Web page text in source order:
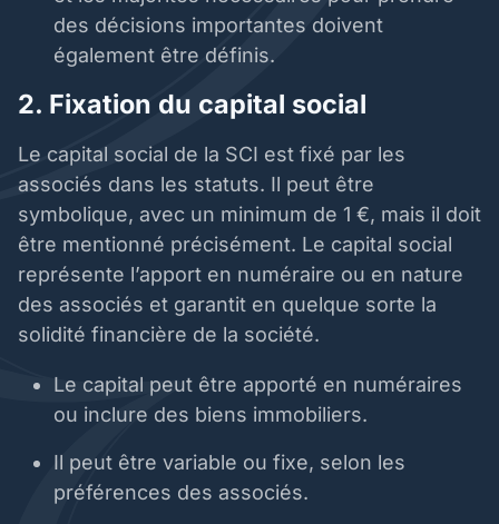
des décisions importantes doivent
également être définis.
2. Fixation du capital social
Le capital social de la SCI est fixé par les
associés dans les statuts. Il peut être
symbolique, avec un minimum de 1 €, mais il doit
être mentionné précisément. Le capital social
représente l’apport en numéraire ou en nature
des associés et garantit en quelque sorte la
solidité financière de la société.
Le capital peut être apporté en numéraires
ou inclure des biens immobiliers.
Il peut être variable ou fixe, selon les
préférences des associés.